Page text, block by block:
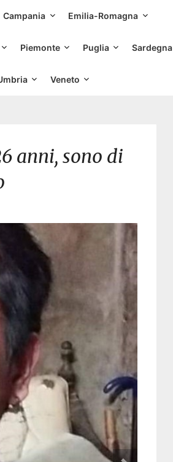
Campania Emilia-Romagna
Piemonte Puglia Sardegna
Veneto
anni, sono di